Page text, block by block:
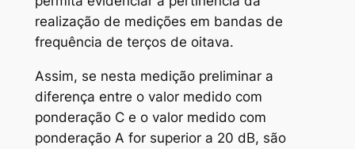
realização de medições em bandas de
frequência de terços de oitava.
Assim, se nesta medição preliminar a
diferença entre o valor medido com
ponderação C e o valor medido com
ponderação A for superior a 20 dB, são